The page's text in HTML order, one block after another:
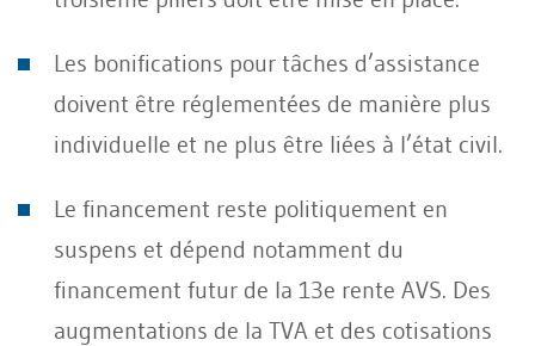
Les bonifications pour tâches d’assistance
doivent être réglementées de manière plus
individuelle et ne plus être liées à l’état civil.
Le financement reste politiquement en
suspens et dépend notamment du
financement futur de la 13e rente AVS. Des
augmentations de la TVA et des cotisations